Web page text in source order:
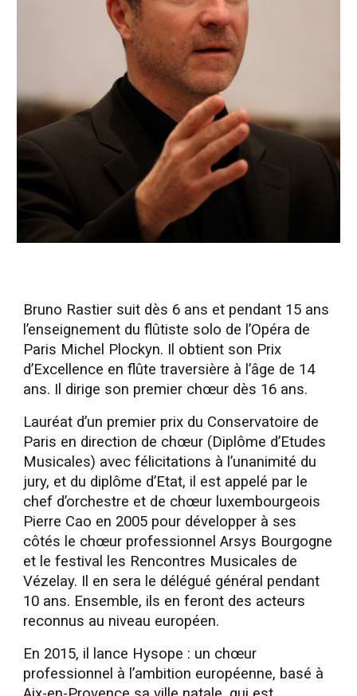
Bruno Rastier suit dès 6 ans et pendant 15 ans
l’enseignement du flûtiste solo de l’Opéra de
Paris Michel Plockyn. Il obtient son Prix
d’Excellence en flûte traversière à l’âge de 14
ans. Il dirige son premier chœur dès 16 ans.
Lauréat d’un premier prix du Conservatoire de
Paris en direction de chœur (Diplôme d’Etudes
Musicales) avec félicitations à l’unanimité du
jury, et du diplôme d’Etat, il est appelé par le
chef d’orchestre et de chœur luxembourgeois
Pierre Cao en 2005 pour développer à ses
côtés le chœur professionnel Arsys Bourgogne
et le festival les Rencontres Musicales de
Vézelay. Il en sera le délégué général pendant
10 ans. Ensemble, ils en feront des acteurs
reconnus au niveau européen.
En 2015, il lance Hysope : un chœur
professionnel à l’ambition européenne, basé à